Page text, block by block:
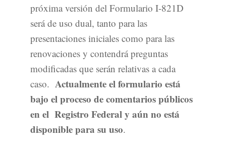
próxima versión del Formulario I-821D
será de uso dual, tanto para las
presentaciones iniciales como para las
renovaciones y contendrá preguntas
modificadas que serán relativas a cada
caso. Actualmente el formulario está
bajo el proceso de comentarios públicos
en el Registro Federal y aún no está
disponible para su uso.